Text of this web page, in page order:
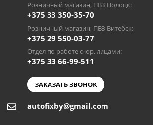
Розничный магазин, ПВЗ Полоцк:
+375 33 350-35-70
Розничный магазин, ПВЗ Витебск:
+375 29 550-03-77
Отдел по работе с юр. лицами:
+375 33 66-99-511
ЗАКАЗАТЬ ЗВОНОК
autofixby@gmail.com